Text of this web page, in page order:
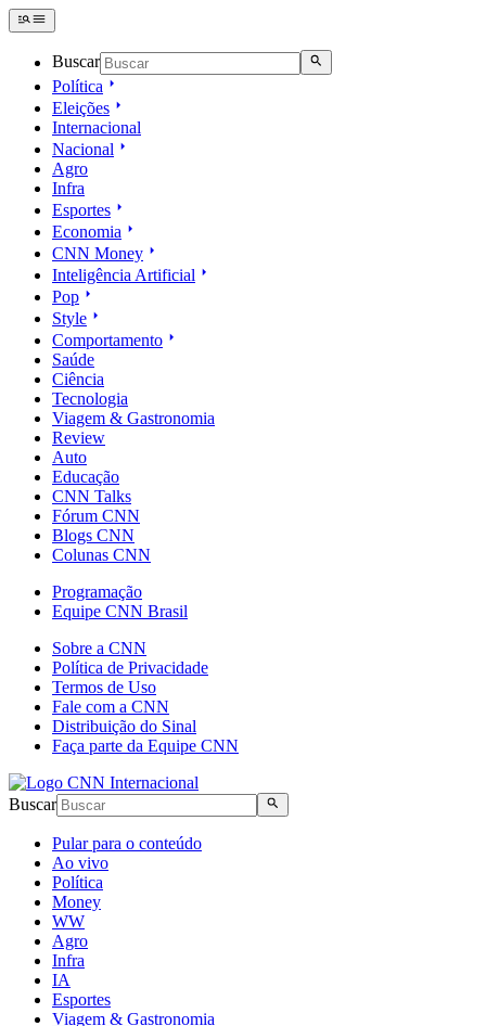
Buscar
Política
Eleições
Internacional
Nacional
Agro
Infra
Esportes
Economia
CNN Money
Inteligência Artificial
Pop
Style
Comportamento
Saúde
Ciência
Tecnologia
Viagem & Gastronomia
Review
Auto
Educação
CNN Talks
Fórum CNN
Blogs CNN
Colunas CNN
Programação
Equipe CNN Brasil
Sobre a CNN
Política de Privacidade
Termos de Uso
Fale com a CNN
Distribuição do Sinal
Faça parte da Equipe CNN
Buscar
Pular para o conteúdo
Ao vivo
Política
Money
WW
Agro
Infra
IA
Esportes
Viagem & Gastronomia